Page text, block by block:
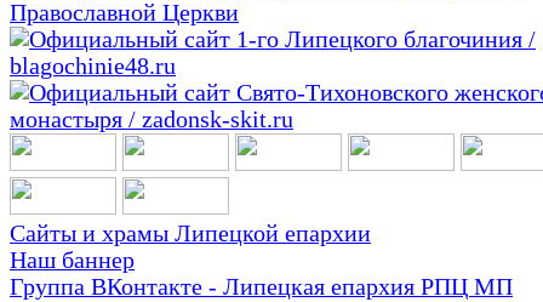
Сайты и храмы Липецкой епархии
Наш баннер
Группа ВКонтакте - Липецкая епархия РПЦ МП